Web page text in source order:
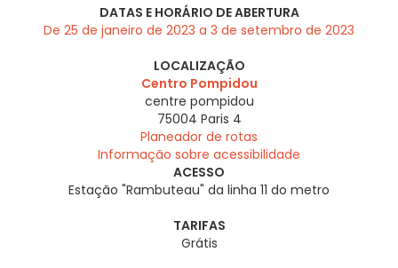
DATAS E HORÁRIO DE ABERTURA
De 25 de janeiro de 2023 a 3 de setembro de 2023
LOCALIZAÇÃO
Centro Pompidou
centre pompidou
75004 Paris 4
Planeador de rotas
Informação sobre acessibilidade
ACESSO
Estação "Rambuteau" da linha 11 do metro
TARIFAS
Grátis